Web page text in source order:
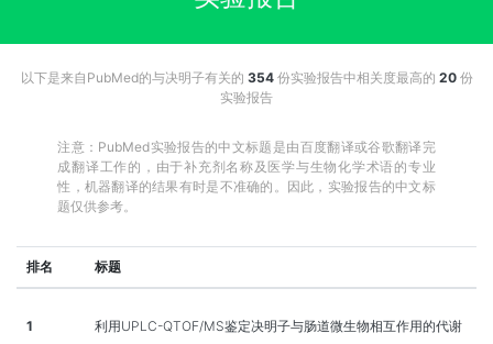
以下是来自PubMed的与决明子有关的 354份实验报告中相关度最高的 20份
实验报告
注意：PubMed实验报告的中文标题是由百度翻译或谷歌翻译完
成翻译工作的，由于补充剂名称及医学与生物化学术语的专业
性，机器翻译的结果有时是不准确的。因此，实验报告的中文标
题仅供参考。
排名 标题
1
利用UPLC-QTOF/MS鉴定决明子与肠道微生物相互作用的代谢